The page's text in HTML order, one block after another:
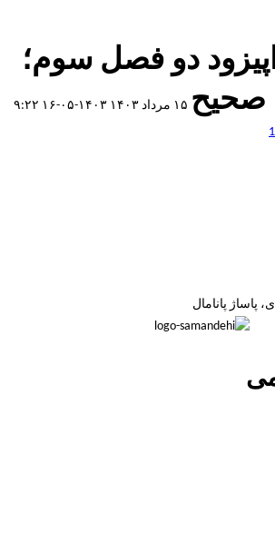
اپیزود دو فصل سوم؛
صحیح ۱۵ مرداد ۱۴۰۳
۱۴۰۳-۰۵-۱۶ ۹:۲۲
پاساژ پانامال